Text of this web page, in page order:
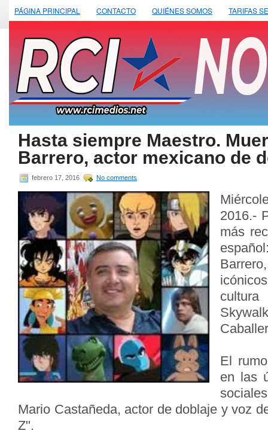
PÁGINA PRINCIPAL CONTACTO QUIÉNES SOMOS TARIFAS
Hasta siempre Maestro.
Barrero, actor mexicano de
febrero 17, 2016 No comments
2016.-
más
El
en las
Mario Castañeda, actor de doblaje y voz
Z".